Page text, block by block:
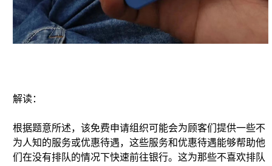
解读：
根据题意所述，该免费申请组织可能会为顾客们提供一些不
为人知的服务或优惠待遇，这些服务和优惠待遇能够帮助他
们在没有排队的情况下快速前往银行。这为那些不喜欢排队